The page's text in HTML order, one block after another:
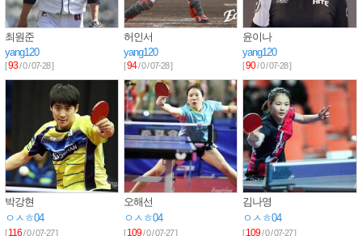
최원준
yang120
[93/ 0 / 07-28 ]
허인서
yang120
[94/ 0 / 07-28 ]
윤이나
yang120
[90/ 0 / 07-28 ]
박강현
ㅇㅅㅎ04
[116/ 0 / 07-27 ]
오해선
ㅇㅅㅎ04
[109/ 0 / 07-27 ]
김나영
ㅇㅅㅎ04
[109/ 0 / 07-27 ]